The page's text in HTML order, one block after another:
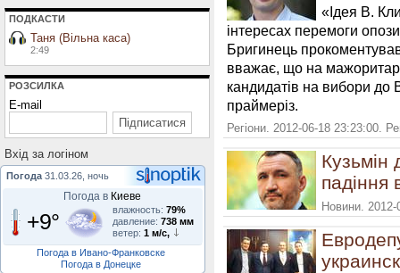
ПОДКАСТИ
Таня (Вільна каса)
2:49
РОЗСИЛКА
E-mail
Вхiд за логiном
Погода 31.03.26, ночь
Погода в Киеве
+9° влажность: 79%
давление: 738 мм
ветер: 1 м/с,
Погода в Ивано-Франковске
Погода в Донецке
«Ідея В.
інтересах перемоги
Бригинець прокоментував
вважає, що на
кандидатів на вибори до
праймеріз.
Регіони. 2012-06-18 23:23:00.
Кузьмін
падіння
Новини.